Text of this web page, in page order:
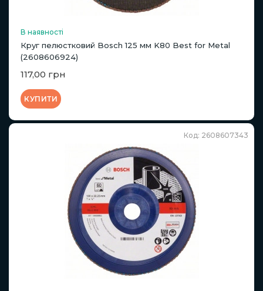
В наявності
Круг пелюстковий Bosch 125 мм K80 Best for Metal
(2608606924)
117,00 грн
КУПИТИ
Код: 2608607343